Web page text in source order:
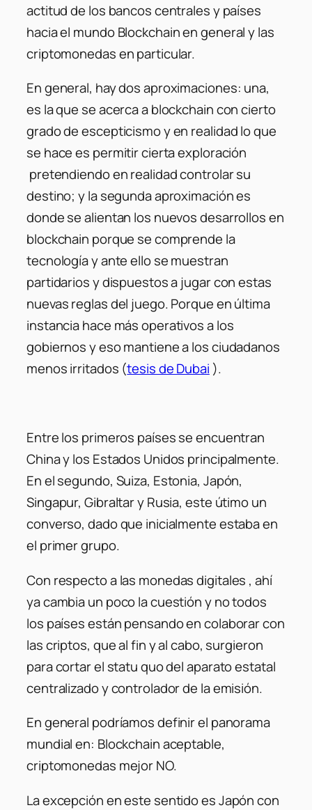
actitud de los bancos centrales y países
hacia el mundo Blockchain en general y las
criptomonedas en particular.
En general, hay dos aproximaciones: una,
es la que se acerca a blockchain con cierto
grado de escepticismo y en realidad lo que
se hace es permitir cierta exploración
pretendiendo en realidad controlar su
destino; y la segunda aproximación es
donde se alientan los nuevos desarrollos en
blockchain porque se comprende la
tecnología y ante ello se muestran
partidarios y dispuestos a jugar con estas
nuevas reglas del juego. Porque en última
instancia hace más operativos a los
gobiernos y eso mantiene a los ciudadanos
menos irritados (tesis de Dubai ).
Entre los primeros países se encuentran
China y los Estados Unidos principalmente.
En el segundo, Suiza, Estonia, Japón,
Singapur, Gibraltar y Rusia, este útimo un
converso, dado que inicialmente estaba en
el primer grupo.
Con respecto a las monedas digitales , ahí
ya cambia un poco la cuestión y no todos
los países están pensando en colaborar con
las criptos, que al fin y al cabo, surgieron
para cortar el statu quo del aparato estatal
centralizado y controlador de la emisión.
En general podríamos definir el panorama
mundial en: Blockchain aceptable,
criptomonedas mejor NO.
La excepción en este sentido es Japón con